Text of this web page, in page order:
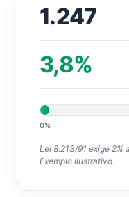
1.247
3,8%
0%
Lei 8.213/91 exige 2%
Exemplo ilustrativo.